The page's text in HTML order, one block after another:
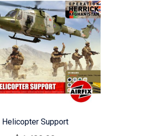
Helicopter Support